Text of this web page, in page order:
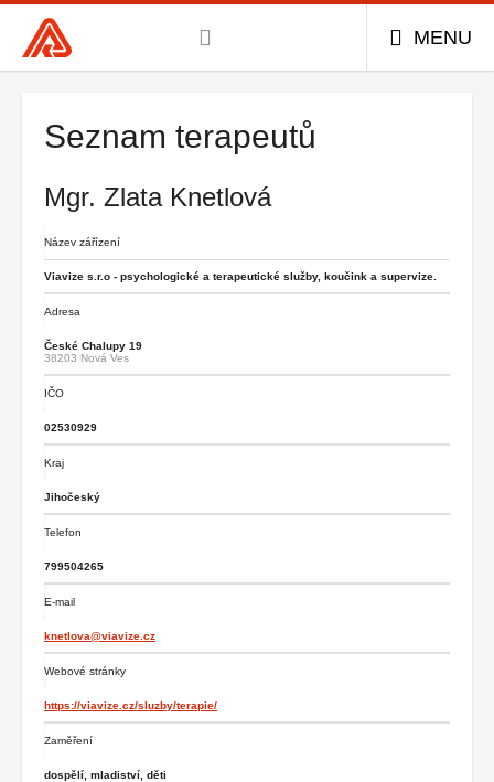
Všeobecná
zdravotní
pojišťovna
hlavní
stránka
MENU
Seznam terapeutů
Mgr. Zlata Knetlová
Název zářízení
Viavize s.r.o - psychologické a terapeutické služby, koučink a supervize.
Adresa
České Chalupy 19
38203 Nová Ves
IČO
02530929
Kraj
Jihočeský
Telefon
799504265
E-mail
knetlova@viavize.cz
Webové stránky
https://viavize.cz/sluzby/terapie/
Zaměření
dospělí, mladiství, děti